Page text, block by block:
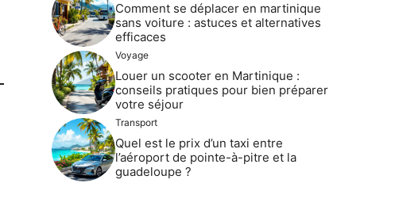
Comment se déplacer en martinique
sans voiture : astuces et alternatives
efficaces
Voyage
Louer un scooter en Martinique :
conseils pratiques pour bien préparer
votre séjour
Transport
Quel est le prix d’un taxi entre
l’aéroport de pointe-à-pitre et la
guadeloupe ?